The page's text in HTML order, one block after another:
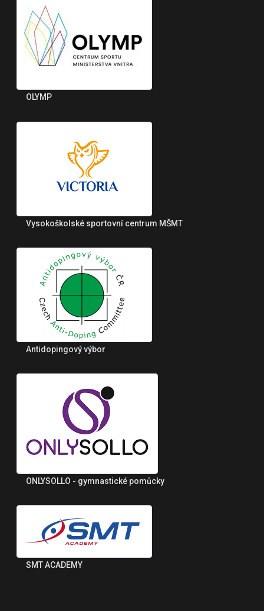
OLYMP
Vysokoškolské sportovní centrum MŠMT
Antidopingový výbor
ONLYSOLLO - gymnastické pomůcky
SMT ACADEMY